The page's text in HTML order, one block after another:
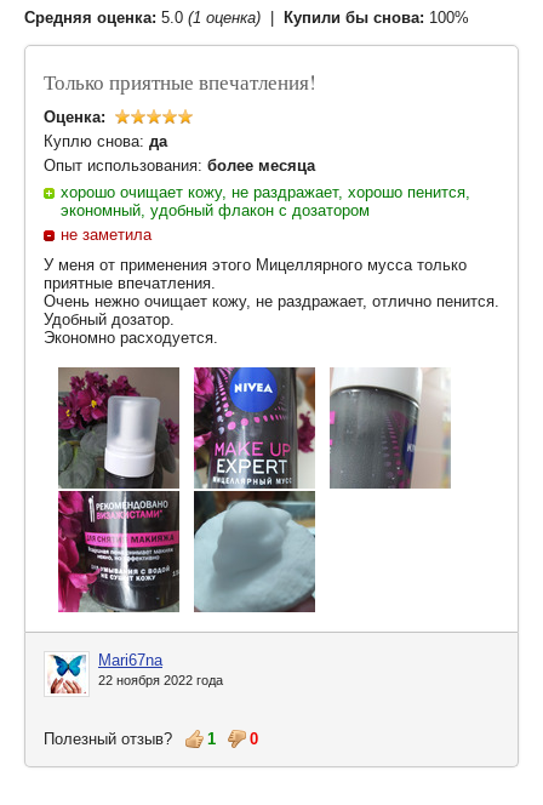
Средняя оценка: 5.0 (1 оценка) Купили бы снова: 100%
Только приятные впечатления!
Оценка:
Куплю снова: да
Опыт использования: более месяца
хорошо очищает кожу, не раздражает, хорошо пенится,
экономный, удобный флакон с дозатором
не заметила
У меня от применения этого Мицеллярного мусса только
приятные впечатления.
Очень нежно очищает кожу, не раздражает, отлично пенится.
Удобный дозатор.
Экономно расходуется.
Mari67na
22 ноября 2022 года
Полезный отзыв? 1 0